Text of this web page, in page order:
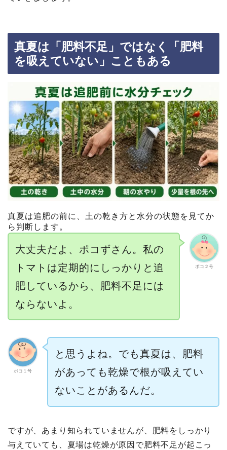
真夏は「肥料不足」ではなく「肥料
を吸えていない」こともある
真夏は追肥の前に、土の乾き方と水分の状態を見てか
ら判断します。
ポコ２号
大丈夫だよ、ポコずさん。私の
トマトは定期的にしっかりと追
肥しているから、肥料不足には
ならないよ。
ポコ１号
と思うよね。でも真夏は、肥料
があっても乾燥で根が吸えてい
ないことがあるんだ。
ですが、あまり知られていませんが、肥料をしっかり
与えていても、夏場は乾燥が原因で肥料不足が起こっ